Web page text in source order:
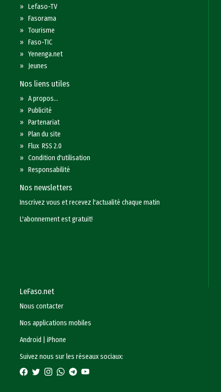
»Lefaso-TV
»Fasorama
»Tourisme
»Faso-TIC
»Yenenga.net
» Jeunes
Nos liens utiles
»A propos...
»Publicité
»Partenariat
»Plan du site
»Flux RSS 2.0
»Condition d'utilisation
»Responsabilité
Nos newsletters
Inscrivez vous et recevez l'actualité chaque matin
L'abonnement est gratuit!
LeFaso.net
Nous contacter
Nos applications mobiles
Android
|iPhone
Suivez nous sur les réseaux sociaux: